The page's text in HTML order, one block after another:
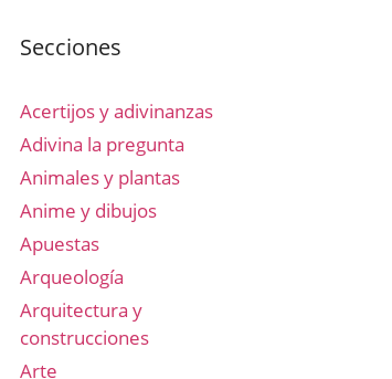
Secciones
Acertijos y adivinanzas
Adivina la pregunta
Animales y plantas
Anime y dibujos
Apuestas
Arqueología
Arquitectura y
construcciones
Arte